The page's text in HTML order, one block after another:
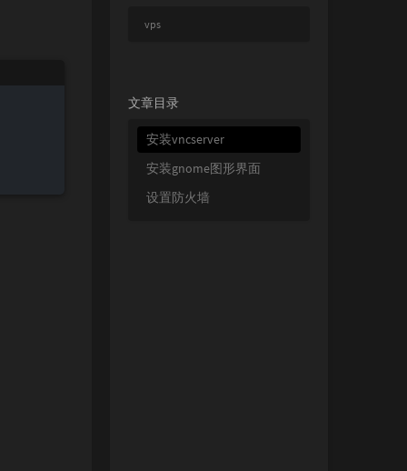
vps
文章目录
安装vncserver
安装gnome图形界面
设置防火墙